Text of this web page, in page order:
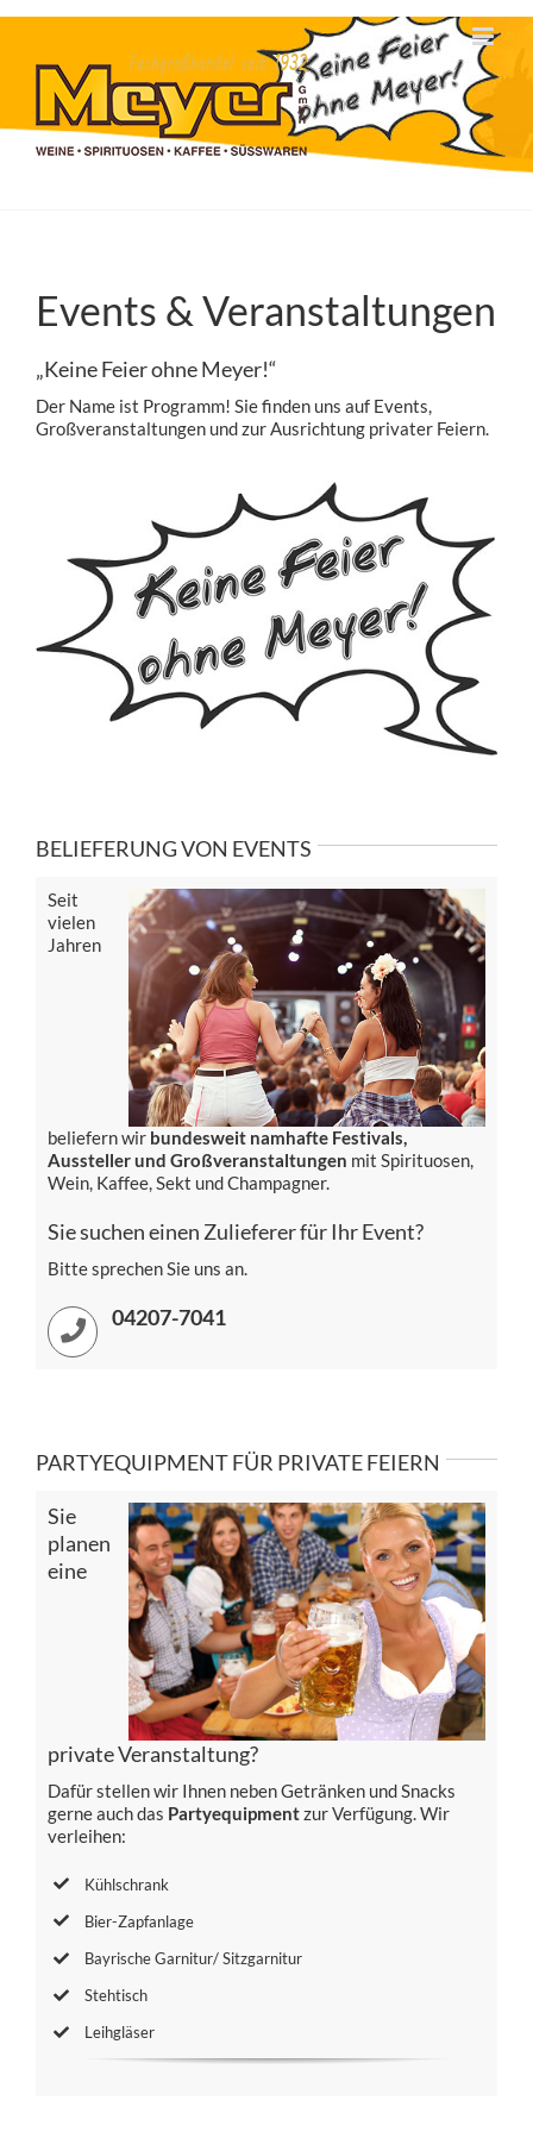
Events & Veranstaltungen
„Keine Feier ohne Meyer!“
Der Name ist Programm! Sie finden uns auf Events,
Großveranstaltungen und zur Ausrichtung privater Feiern.
BELIEFERUNG VON EVENTS
Seit
vielen
Jahren
beliefern wir bundesweit namhafte Festivals,
Aussteller und Großveranstaltungen mit Spirituosen,
Wein, Kaffee, Sekt und Champagner.
Sie suchen einen Zulieferer für Ihr Event?
Bitte sprechen Sie uns an.
04207-7041
PARTYEQUIPMENT FÜR PRIVATE FEIERN
Sie
planen
eine
private Veranstaltung?
Dafür stellen wir Ihnen neben Getränken und Snacks
gerne auch das Partyequipmentzur Verfügung. Wir
verleihen:
Kühlschrank
Bier-Zapfanlage
Bayrische Garnitur/ Sitzgarnitur
Stehtisch
Leihgläser